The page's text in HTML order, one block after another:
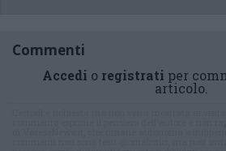
Commenti
Accedi o registrati per
articolo.